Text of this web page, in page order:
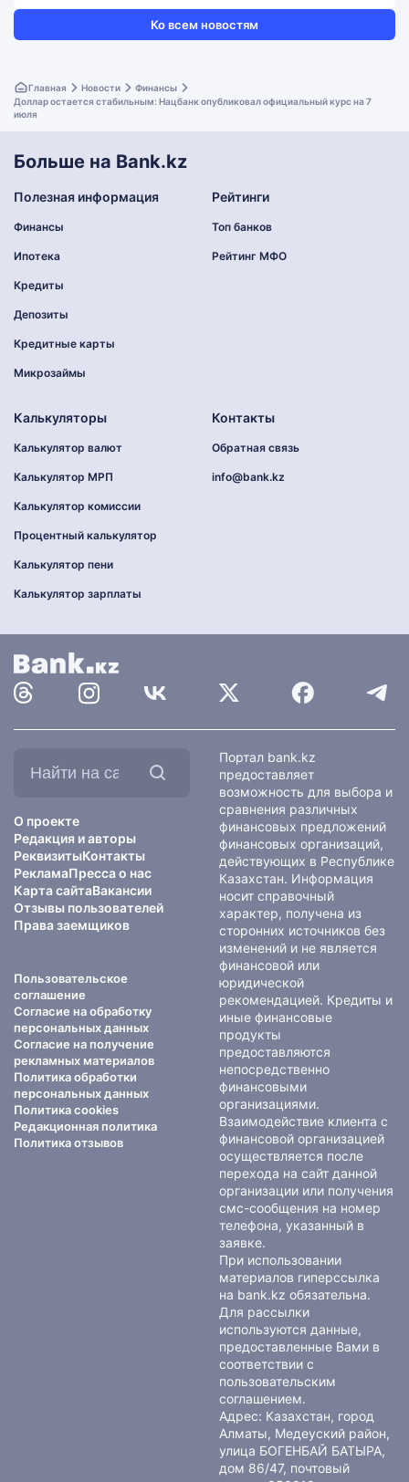
Ко всем новостям
Главная Новости
Финансы
Доллар остается стабильным: Нацбанк опубликовал официальный курс на 7
июля
Больше на Bank.kz
Полезная информация
Финансы
Ипотека
Кредиты
Депозиты
Кредитные карты
Микрозаймы
Рейтинги
Топ банков
Рейтинг МФО
Калькуляторы
Калькулятор валют
Калькулятор МРП
Калькулятор комиссии
Процентный калькулятор
Калькулятор пени
Калькулятор зарплаты
Контакты
Обратная связь
info@bank.kz
О проекте
Редакция и авторы
РеквизитыКонтакты
РекламаПресса о нас
Карта сайтаВакансии
Отзывы пользователей
Права заемщиков
Пользовательское
соглашение
Согласие на обработку
персональных данных
Согласие на получение
рекламных материалов
Политика обработки
персональных данных
Политика cookies
Редакционная политика
Политика отзывов
Портал bank.kz
предоставляет
возможность для выбора и
сравнения различных
финансовых предложений
финансовых организаций,
действующих в Республике
Казахстан. Информация
носит справочный
характер, получена из
сторонних источников без
изменений и не является
финансовой или
юридической
рекомендацией. Кредиты и
иные финансовые
продукты
предоставляются
непосредственно
финансовыми
организациями.
Взаимодействие клиента с
финансовой организацией
осуществляется после
перехода на сайт данной
организации или получения
смс-сообщения на номер
телефона, указанный в
заявке.
При использовании
материалов гиперссылка
на bank.kz обязательна.
Для рассылки
используются данные,
предоставленные Вами в
соответствии с
пользовательским
соглашением.
Адрес: Казахстан, город
Алматы, Медеуский район,
улица БОГЕНБАЙ БАТЫРА,
дом 86/47, почтовый